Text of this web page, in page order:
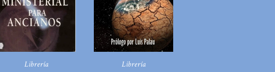
Librería Librería